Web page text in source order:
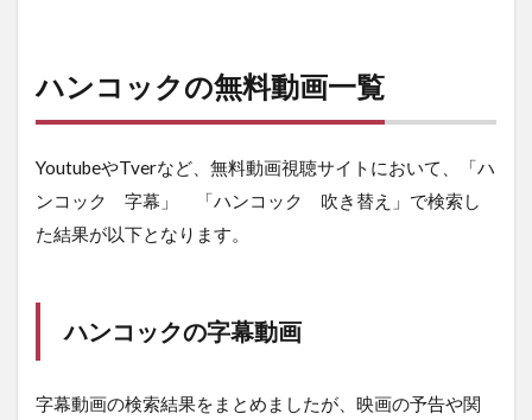
ハンコックの無料動画一覧
YoutubeやTverなど、無料動画視聴サイトにおいて、「ハ
ンコック 字幕」 「ハンコック 吹き替え」で検索し
た結果が以下となります。
ハンコックの字幕動画
字幕動画の検索結果をまとめましたが、映画の予告や関